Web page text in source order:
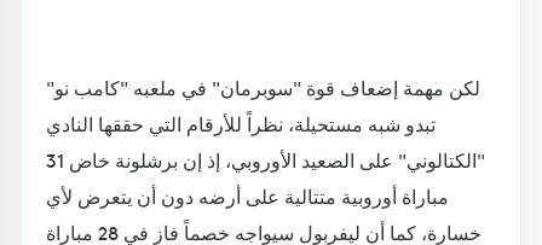
لكن مهمة إضعاف قوة "سوبرمان" في ملعبه "كامب نو"
تبدو شبه مستحيلة، نظراً للأرقام التي حققها النادي
"الكتالوني" على الصعيد الأوروبي، إذ إن برشلونة خاض 31
مباراة أوروبية متتالية على أرضه دون أن يتعرض لأي
خسارة، كما أن ليفربول سيواجه خصماً فاز في 28 مباراة